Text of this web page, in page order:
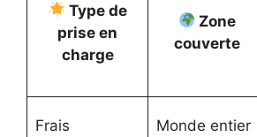
Type de
prise en
charge
Zone
couverte
Frais
Monde entier